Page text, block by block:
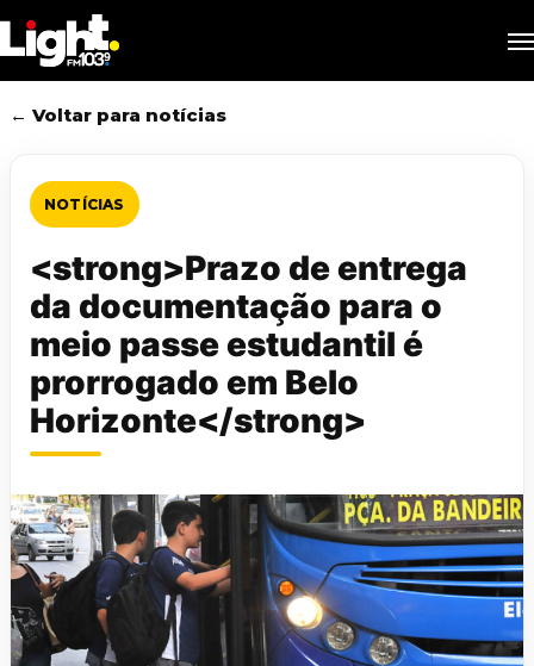
to
main
content
← Voltar para notícias
NOTÍCIAS
<strong>Prazo de entrega
da documentação para o
meio passe estudantil é
prorrogado em Belo
Horizonte</strong>